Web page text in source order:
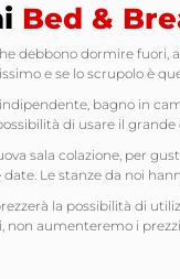
Bed &
debbono dormire fuori,
e se lo scrupolo è
bagno in
di usare il
sala colazione, per
Le stanze da noi
la possibilità di
aumenteremo i